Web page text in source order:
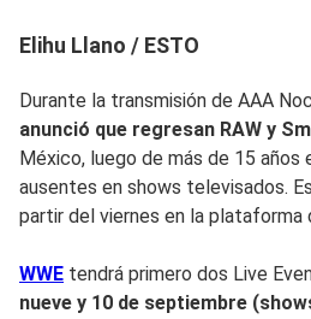
Elihu Llano / ESTO
Durante la transmisión de AAA
anunció que regresan RAW y
México, luego de más de 15 años
ausentes en shows televisados.
partir del viernes en la plataforma
WWE tendrá primero dos Live
nueve y 10 de septiembre